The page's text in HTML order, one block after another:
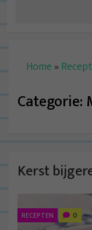
Home »
Categorie:
Kerst
RECEPTEN 0